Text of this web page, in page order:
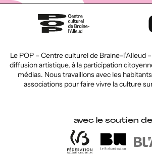
Le POP – Centre culturel de Braine-l’Alleud
diffusion artistique, à la participation
médias. Nous travaillons avec les
associations pour faire vivre la culture
avec le soutien de